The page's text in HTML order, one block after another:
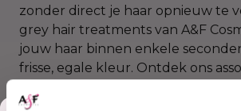
zonder direct je haar opnieuw te
grey hair treatments van A&F
jouw haar binnen enkele
frisse, egale kleur. Ontdek ons
ontwikkeld om uitgroei of grijze